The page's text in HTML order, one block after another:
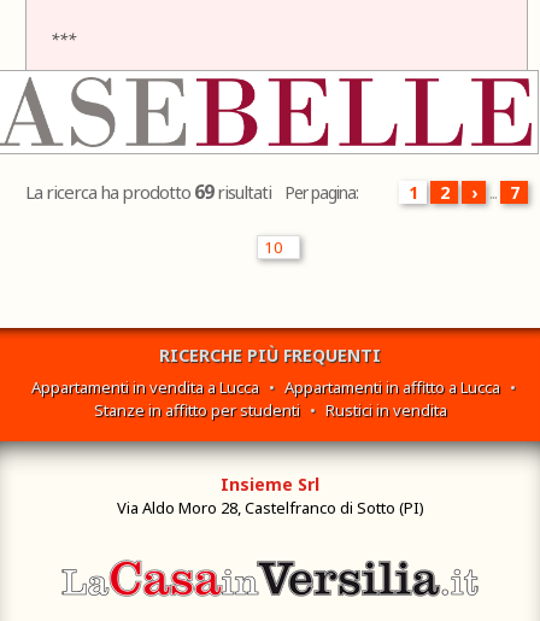
***
Si...
1.000.000
La ricerca ha prodotto 69risultati 1 2 › ... 7
Per pagina:
RICERCHE PIÙ FREQUENTI
Appartamenti in vendita a Lucca • Appartamenti in affitto a Lucca •
Stanze in affitto per studenti • Rustici in vendita
Insieme Srl
Via Aldo Moro 28, Castelfranco di Sotto (PI)